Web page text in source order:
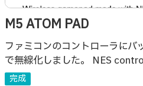
M5 ATOM PAD
ファミコンのコントローラに
で無線化しました。 NES
and wireless with M5ATOM.
完成